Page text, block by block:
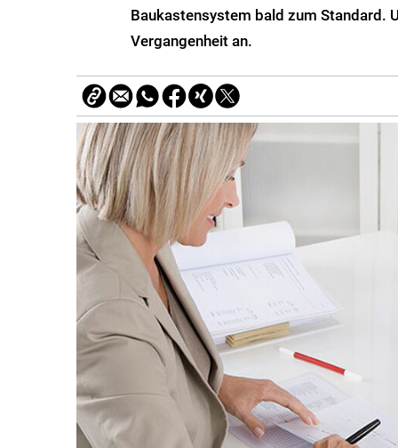
Baukastensystem bald zum Standard.
Vergangenheit an.